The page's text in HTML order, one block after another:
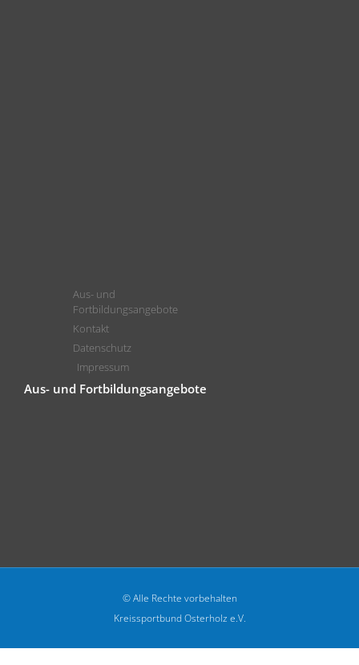
Aus- und
Fortbildungsangebote
Kontakt
Datenschutz
Impressum
Aus- und Fortbildungsangebote
© Alle Rechte vorbehalten
Kreissportbund Osterholz e.V.